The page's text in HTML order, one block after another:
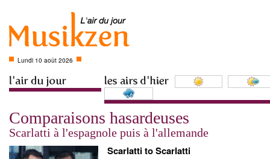
Lundi 10 août 2026
Comparaisons hasardeuses
Scarlatti à l'espagnole puis à l'allemande
Scarlatti to Scarlatti